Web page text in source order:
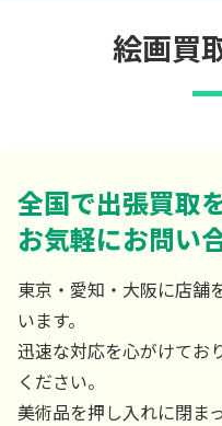
絵画買
全国で出張買取
お気軽にお問い
東京・愛知・大阪に店舗
います。
迅速な対応を心がけてお
ください。
美術品を押し入れに閉ま